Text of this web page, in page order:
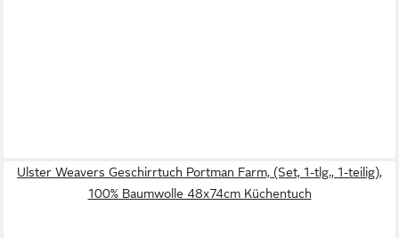
Ulster Weavers Geschirrtuch Portman Farm, (Set, 1-tlg., 1-teilig),
100% Baumwolle 48x74cm Küchentuch